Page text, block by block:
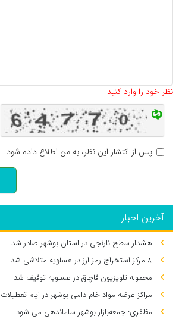
نظر خود را وارد کنید
پس از انتشار این نظر، به من اطلاع داده شود.
آخرین اخبار
هشدار سطح نارنجی در استان بوشهر صادر شد
۸ مرکز استخراج رمز ارز در عسلویه متلاشی شد
محموله تلویزیون قاچاق در عسلویه توقیف شد
مراکز عرضه مواد خام دامی بوشهر در ایام
مظفری: جمعه‌بازار بوشهر ساماندهی می‌ شود